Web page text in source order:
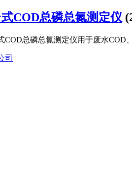
COD总磷总氮测定仪
COD总磷总氮测定仪用于废水
司